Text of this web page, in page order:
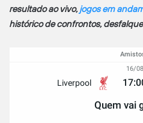
resultado ao vivo,jogos em
histórico de confrontos,
Liverpool
16/08
Quem vai